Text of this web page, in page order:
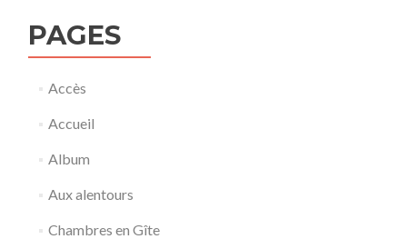
PAGES
Accès
Accueil
Album
Aux alentours
Chambres en Gîte